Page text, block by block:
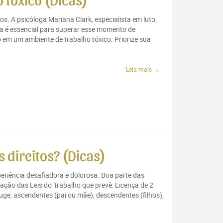
A psicóloga Mariana Clark, especialista em luto,
essencial para superar esse momento de
um ambiente de trabalho tóxico. Priorize sua
Leia mais →
direitos? (Dicas)
desafiadora e dolorosa. Boa parte das
das Leis do Trabalho que prevê: Licença de 2
ascendentes (pai ou mãe), descendentes (filhos),